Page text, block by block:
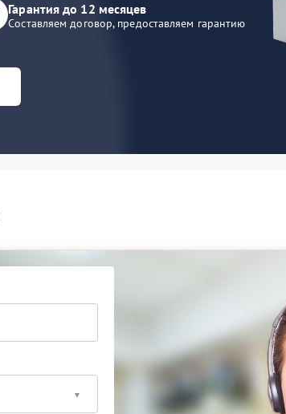
Гарантия до 12 месяцев
Составляем договор, предоставляем гарантию